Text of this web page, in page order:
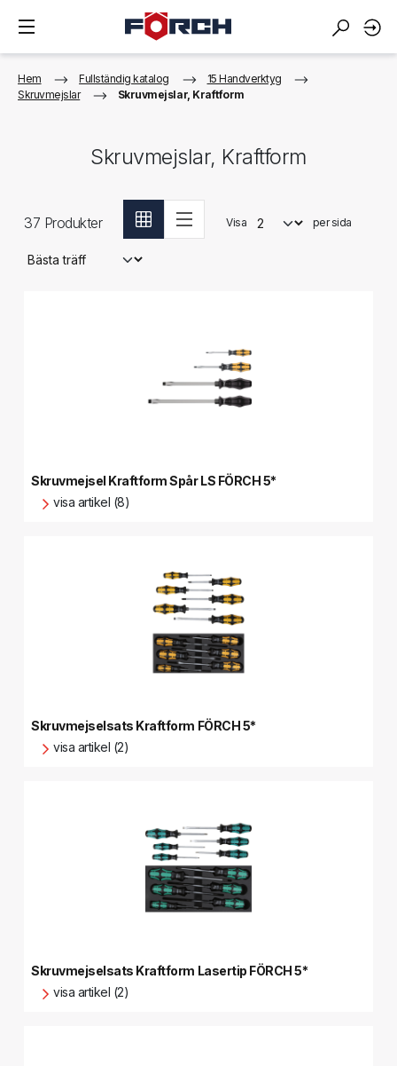
Hem Fullständig katalog
15 Handverktyg
Skruvmejslar
Skruvmejslar, Kraftform
Skruvmejslar, Kraftform
37 Produkter Visa per sida
Skruvmejsel Kraftform Spår LS FÖRCH 5*
visa artikel (8)
Skruvmejselsats Kraftform FÖRCH 5*
visa artikel (2)
Skruvmejselsats Kraftform Lasertip FÖRCH 5*
visa artikel (2)